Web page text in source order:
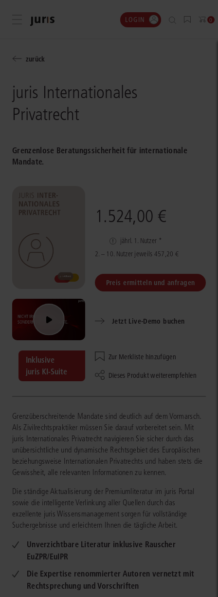
Menü öffnen LOGIN 0
zurück
juris Internationales
Privatrecht
Grenzenlose Beratungssicherheit für internationale
Mandate.
Inklusive
juris KI-Suite
Grenzüberschreitende Mandate sind deutlich auf dem Vormarsch.
Als Zivilrechtspraktiker müssen Sie darauf vorbereitet sein. Mit
juris Internationales Privatrecht navigieren Sie sicher durch das
unübersichtliche und dynamische Rechtsgebiet des Europäischen
beziehungsweise Internationalen Privatrechts und haben stets die
Gewissheit, alle relevanten Informationen zu kennen.
Die ständige Aktualisierung der Premiumliteratur im juris Portal
sowie die intelligente Verlinkung aller Quellen durch das
exzellente juris Wissensmanagement sorgen für vollständige
Suchergebnisse und erleichtern Ihnen die tägliche Arbeit.
Unverzichtbare Literatur inklusive Rauscher
EuZPR/EuIPR
Die Expertise renommierter Autoren vernetzt mit
Rechtsprechung und Vorschriften
1.524,00 €
jährl. 1. Nutzer *
2. – 10. Nutzer jeweils 457,20 €
Preis ermitteln und anfragen
Zur Merkliste hinzufügen
Dieses Produkt weiterempfehlen
Jetzt Live-Demo buchen